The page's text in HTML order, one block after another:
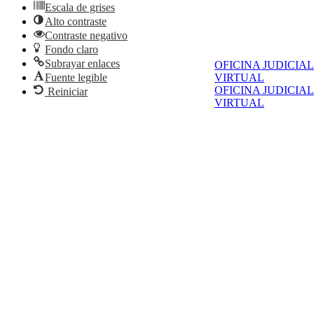
OFICINA JUDICIAL
VIRTUAL
OFICINA JUDICIAL
VIRTUAL
Escala de grises
Alto contraste
Contraste negativo
Fondo claro
Subrayar enlaces
Fuente legible
Reiniciar